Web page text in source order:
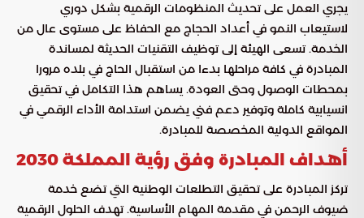
يجري العمل على تحديث المنظومات الرقمية بشكل دوري
لاستيعاب النمو في أعداد الحجاج مع الحفاظ على مستوى عال من
الخدمة. تسعى الهيئة إلى توظيف التقنيات الحديثة لمساندة
المبادرة في كافة مراحلها بدءا من استقبال الحاج في بلده مرورا
بمحطات الوصول وحتى العودة. يساهم هذا التكامل في تحقيق
انسيابية كاملة وتوفير دعم فني يضمن استدامة الأداء الرقمي في
المواقع الدولية المخصصة للمبادرة.
أهداف المبادرة وفق رؤية المملكة 2030
تركز المبادرة على تحقيق التطلعات الوطنية التي تضع خدمة
ضيوف الرحمن في مقدمة المهام الأساسية. تهدف الحلول الرقمية